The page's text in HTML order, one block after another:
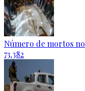
Número de mortos
73.382